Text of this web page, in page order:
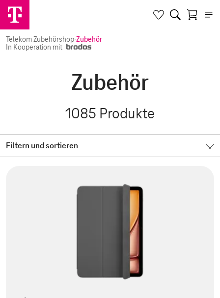
Telekom Zubehörshop·Zubehör
In Kooperation mit
Zubehör
1085 Produkte
Filtern und sortieren